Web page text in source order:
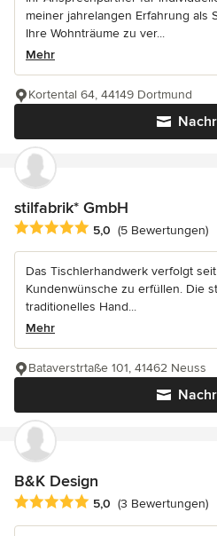
meiner jahrelangen Erfahrung als
Ihre Wohnträume zu ver...
Mehr
Kortental 64, 44149 Dortmund
stilfabrik* GmbH
Durchschnittliche Bewertung: 5
5,0 (5 Bewertungen)
Das Tischlerhandwerk verfolgt
Kundenwünsche zu erfüllen. Die
traditionelles Hand...
Mehr
Bataverstrtaße 101, 41462 Neuss
B&K Design
Durchschnittliche Bewertung: 5
5,0 (3 Bewertungen)